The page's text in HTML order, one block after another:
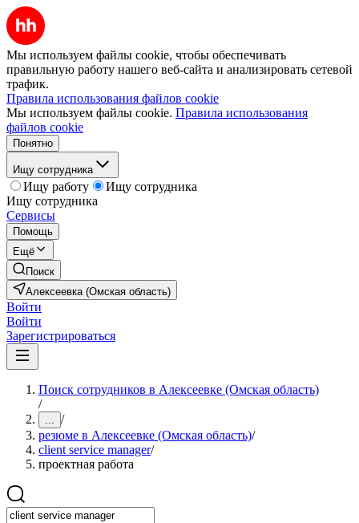
Мы используем файлы cookie, чтобы обеспечивать
правильную работу нашего веб-сайта и анализировать сетевой
трафик.
Правила использования файлов cookie
Мы используем файлы cookie. Правила использования
файлов cookie
Понятно
Ищу сотрудника
Ищу работу
Ищу сотрудника
Ищу сотрудника
Сервисы
Помощь
Ещё
Поиск
Алексеевка (Омская область)
Войти
Войти
Зарегистрироваться
Поиск сотрудников в Алексеевке (Омская область)
/
... /
резюме в Алексеевке (Омская область)/
client service manager/
проектная работа